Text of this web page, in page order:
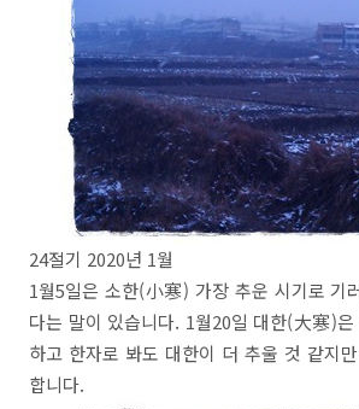
24절기 2020년 1월
1월5일은 소한(小寒) 가장 추운 시기로 기
다는 말이 있습니다. 1월20일 대한(大寒)
하고 한자로 봐도 대한이 더 추울 것 같지
합니다.